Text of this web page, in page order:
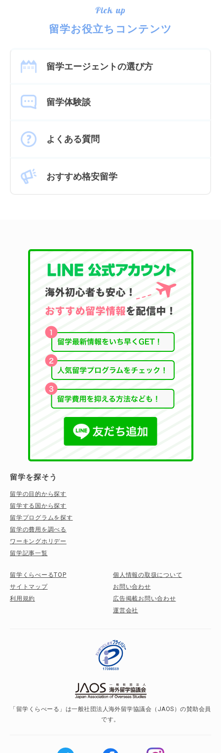
Pick up
留学お役立ちコンテンツ
留学エージェントの選び方
留学体験談
よくある質問
おすすめ格安留学
留学を探そう
留学の目的から探す
留学する国から探す
留学プログラムを探す
留学の費用を調べる
ワーキングホリデー
留学記事一覧
留学くらべーるTOP
サイトマップ
利用規約
個人情報の取扱について
お問い合わせ
広告掲載お問い合わせ
運営会社
「留学くらべーる」は一般社団法人海外留学協議会（JAOS）の賛助会員
です。